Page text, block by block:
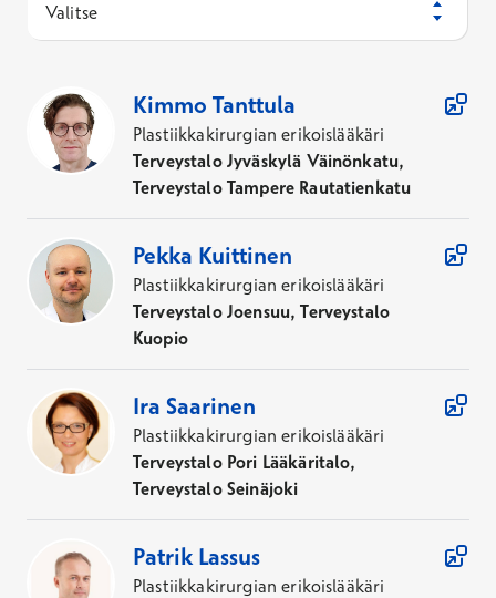
Valitse
Kimmo Tanttula
Plastiikkakirurgian erikoislääkäri
Terveystalo Jyväskylä Väinönkatu,
Terveystalo Tampere Rautatienkatu
Pekka Kuittinen
Plastiikkakirurgian erikoislääkäri
Terveystalo Joensuu, Terveystalo
Kuopio
Ira Saarinen
Plastiikkakirurgian erikoislääkäri
Terveystalo Pori Lääkäritalo,
Terveystalo Seinäjoki
Patrik Lassus
Plastiikkakirurgian erikoislääkäri